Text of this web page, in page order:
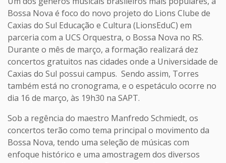
Bossa Nova é foco do novo projeto do Lions Clube de
Caxias do Sul Educação e Cultura (LionsEduC) em
parceria com a UCS Orquestra, o Bossa Nova no RS.
Durante o mês de março, a formação realizará dez
concertos gratuitos nas cidades onde a Universidade de
Caxias do Sul possui campus. Sendo assim, Torres
também está no cronograma, e o espetáculo ocorre no
dia 16 de março, às 19h30 na SAPT.
Sob a regência do maestro Manfredo Schmiedt, os
concertos terão como tema principal o movimento da
Bossa Nova, tendo uma seleção de músicas com
enfoque histórico e uma amostragem dos diversos